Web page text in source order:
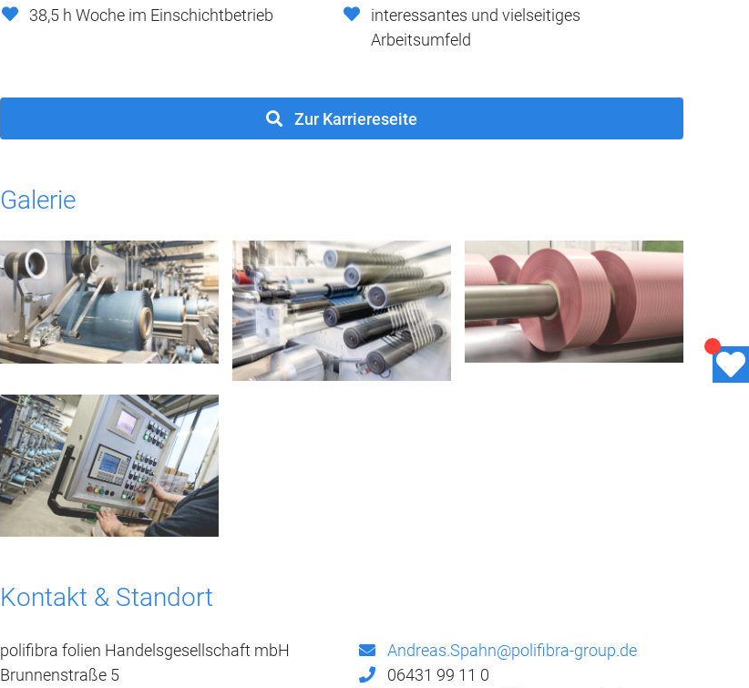
38,5 h Woche im Einschichtbetrieb
interessantes und vielseitiges
Arbeitsumfeld
Zur Karriereseite
Galerie
Kontakt & Standort
polifibra folien Handelsgesellschaft mbH
Brunnenstraße 5
Andreas.Spahn@polifibra-group.de
06431 99 11 0